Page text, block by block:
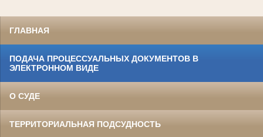
ГЛАВНАЯ
ПОДАЧА ПРОЦЕССУАЛЬНЫХ ДОКУМЕНТОВ В
ЭЛЕКТРОННОМ ВИДЕ
О СУДЕ
ТЕРРИТОРИАЛЬНАЯ ПОДСУДНОСТЬ